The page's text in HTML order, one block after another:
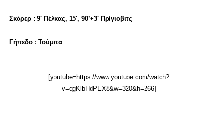
Σκόρερ : 9′ Πέλκας, 15′, 90’+3′ Πρίγιοβιτς
Γήπεδο : Τούμπα
[youtube=https://www.youtube.com/watch?
v=qgKlbHdPEX8&w=320&h=266]